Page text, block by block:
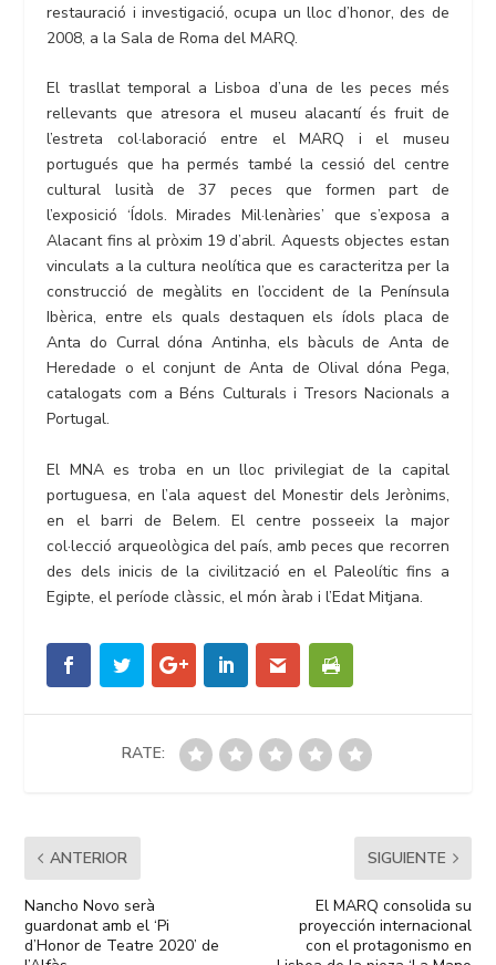
restauració i investigació, ocupa un lloc d’honor, des de
2008, a la Sala de Roma del MARQ.
El trasllat temporal a Lisboa d’una de les peces més
rellevants que atresora el museu alacantí és fruit de
l’estreta col·laboració entre el MARQ i el museu
portugués que ha permés també la cessió del centre
cultural lusità de 37 peces que formen part de
l’exposició ‘Ídols. Mirades Mil·lenàries’ que s’exposa a
Alacant fins al pròxim 19 d’abril. Aquests objectes estan
vinculats a la cultura neolítica que es caracteritza per la
construcció de megàlits en l’occident de la Península
Ibèrica, entre els quals destaquen els ídols placa de
Anta do Curral dóna Antinha, els bàculs de Anta de
Heredade o el conjunt de Anta de Olival dóna Pega,
catalogats com a Béns Culturals i Tresors Nacionals a
Portugal.
El MNA es troba en un lloc privilegiat de la capital
portuguesa, en l’ala aquest del Monestir dels Jerònims,
en el barri de Belem. El centre posseeix la major
col·lecció arqueològica del país, amb peces que recorren
des dels inicis de la civilització en el Paleolític fins a
Egipte, el període clàssic, el món àrab i l’Edat Mitjana.
RATE:
ANTERIOR
Nancho Novo serà
guardonat amb el ‘Pi
d’Honor de Teatre 2020’ de
SIGUIENTE
El MARQ consolida su
proyección internacional
con el protagonismo en